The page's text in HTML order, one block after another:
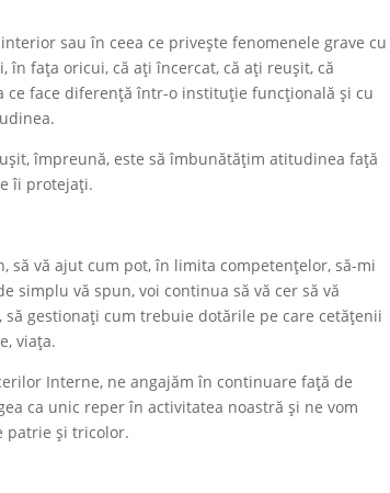
sau în ceea ce privește fenomenele grave cu
fața oricui, că ați încercat, că ați reușit, că
ce face diferență într-o instituție funcțională și cu
împreună, este să îmbunătățim atitudinea față
îi protejați.
să vă ajut cum pot, în limita competențelor, să-mi
simplu vă spun, voi continua să vă cer să vă
gestionați cum trebuie dotările pe care cetățenii
viața.
Interne, ne angajăm în continuare față de
ca unic reper în activitatea noastră și ne vom
patrie și tricolor.